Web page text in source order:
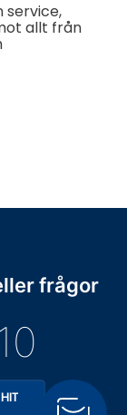
service,
allt från
frågor